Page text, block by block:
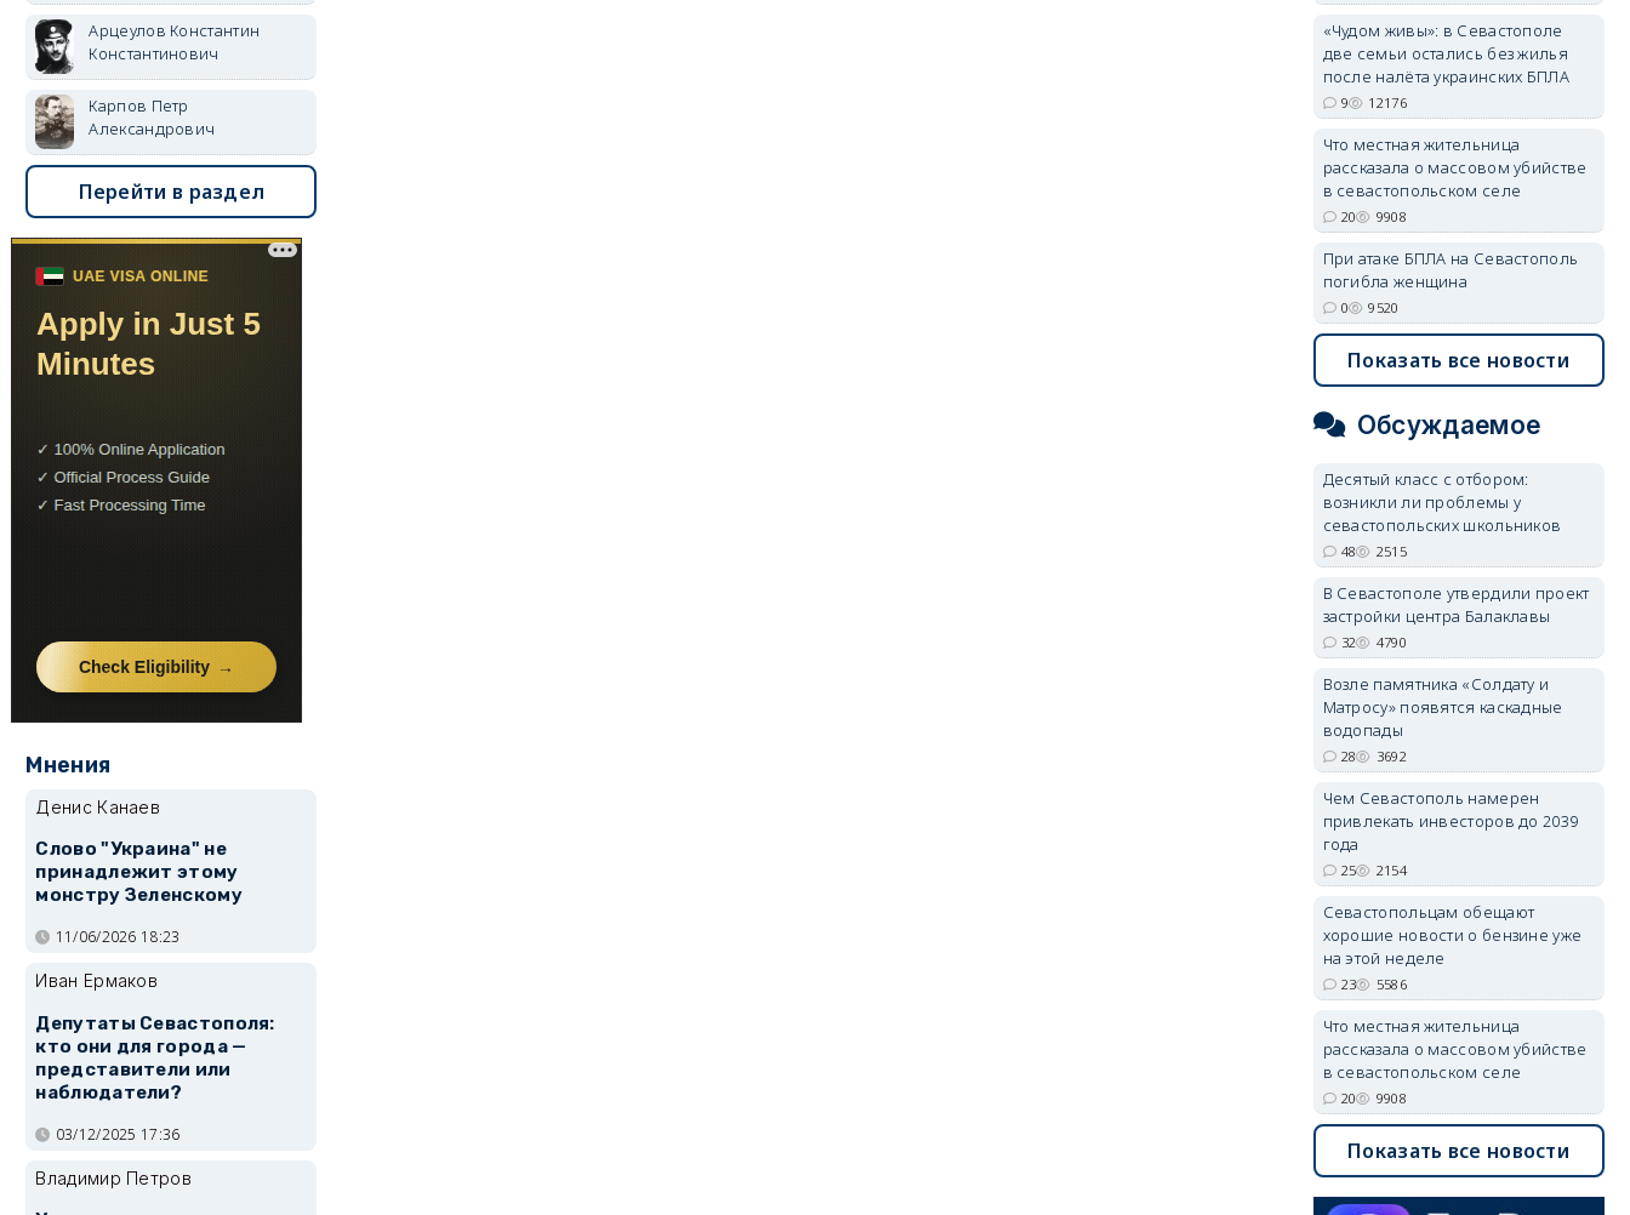
Арцеулов Константин
Константинович
Карпов Петр
Александрович
Перейти в раздел
Мнения
Денис Канаев
Слово "Украина" не
принадлежит этому
монстру Зеленскому
11/06/2026 18:23
Иван Ермаков
Депутаты Севастополя:
кто они для города —
представители или
наблюдатели?
03/12/2025 17:36
Владимир Петров
«Чудом живы»: в Севастополе
две семьи остались без жилья
после налёта украинских БПЛА
9 12176
Что местная жительница
рассказала о массовом убийстве
в севастопольском селе
20 9908
При атаке БПЛА на Севастополь
погибла женщина
0 9520
Показать все новости
Обсуждаемое
Десятый класс с отбором:
возникли ли проблемы у
севастопольских школьников
48 2515
В Севастополе утвердили проект
застройки центра Балаклавы
32 4790
Возле памятника «Солдату и
Матросу» появятся каскадные
водопады
28 3692
Чем Севастополь намерен
привлекать инвесторов до 2039
года
25 2154
Севастопольцам обещают
хорошие новости о бензине уже
на этой неделе
23 5586
Что местная жительница
рассказала о массовом убийстве
в севастопольском селе
20 9908
Показать все новости